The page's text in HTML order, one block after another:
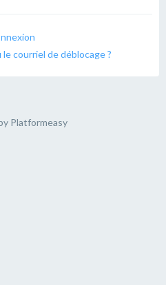
le courriel de déblocage ?
Platformeasy